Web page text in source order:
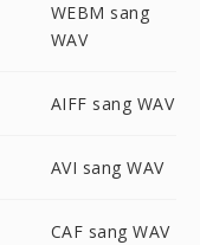
WEBM sang
WAV
AIFF sang WAV
AVI sang WAV
CAF sang WAV